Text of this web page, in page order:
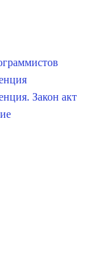
Закон акт